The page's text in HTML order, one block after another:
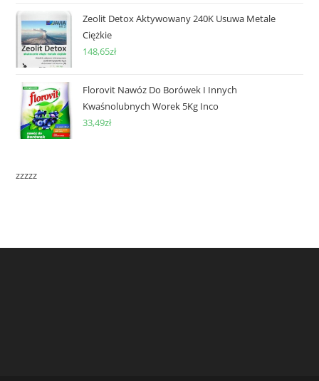
Zeolit Detox Aktywowany 240K Usuwa Metale
Ciężkie
148,65zł
Florovit Nawóz Do Borówek I Innych
Kwaśnolubnych Worek 5Kg Inco
33,49zł
zzzzz